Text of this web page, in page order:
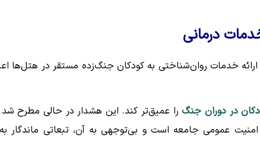
درمانی
خدمات روان‌شناختی به کودکان جنگ‌زده مستقر در هتل‌ها
در دوران جنگرا عمیق‌تر کند. این هشدار در حالی مطرح
عمومی جامعه است و بی‌توجهی به آن، تبعاتی ماندگار